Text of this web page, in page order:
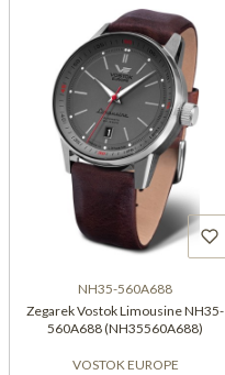
NH35-560A688
Zegarek Vostok Limousine NH35-
560A688 (NH35560A688)
VOSTOK EUROPE